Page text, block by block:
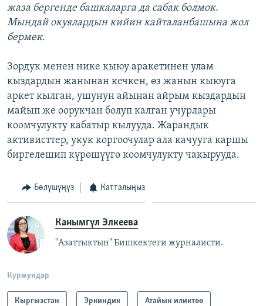
жаза бергенде башкаларга да сабак болмок.
Мындай окуялардын кийин кайталанбашына жол
бермек.
Зордук менен нике кыюу аракетинен улам
кыздардын жанынан кечкен, өз жанын кыюуга
аркет кылган, ушунун айынан айрым кыздардын
майып же оорукчан болуп калган учурлары
коомчулукту кабатыр кылууда. Жарандык
активисттер, укук коргоочулар ала качууга каршы
биргелешип күрөшүүгө коомчулукту чакырууда.
Бөлүшүңүз Катталыңыз
Канымгүл Элкеева
"Азаттыктын" Бишкектеги журналисти.
Куржундар
Кыргызстан Эркиндик Атайын иликтөө